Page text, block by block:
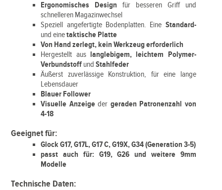
Ergonomisches Design für besseren Griff und
schnelleren Magazinwechsel
Speziell angefertigte Bodenplatten. Eine Standard-
und einetaktische Platte
Von Hand zerlegt, kein Werkzeug erforderlich
Hergestellt aus langlebigem, leichtem Polymer-
Verbundstoff undStahlfeder
Äußerst zuverlässige Konstruktion, für eine lange
Lebensdauer
Blauer Follower
Visuelle Anzeigeder geraden Patronenzahl von
4-18
Geeignet für:
Glock G17, G17L, G17 C, G19X, G34 (Generation 3-5)
passt auch für: G19, G26 und weitere 9mm
Modelle
Technische Daten: